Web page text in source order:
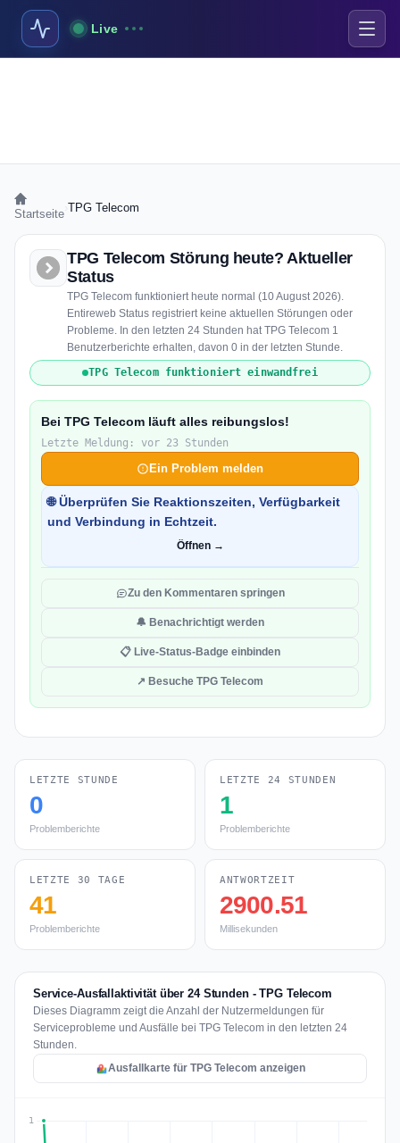
Live
Startseite TPG Telecom
TPG Telecom Störung heute? Aktueller
Status
TPG Telecom funktioniert heute normal (10 August 2026).
Entireweb Status registriert keine aktuellen Störungen oder
Probleme. In den letzten 24 Stunden hat TPG Telecom 1
Benutzerberichte erhalten, davon 0 in der letzten Stunde.
TPG Telecom funktioniert einwandfrei
Bei TPG Telecom läuft alles reibungslos!
Letzte Meldung: vor 23 Stunden
Ein Problem melden
🌐 Überprüfen Sie Reaktionszeiten, Verfügbarkeit
und Verbindung in Echtzeit.
Öffnen →
Zu den Kommentaren springen
🔔 Benachrichtigt werden
📋 Live-Status-Badge einbinden
↗ Besuche TPG Telecom
LETZTE STUNDE
0
Problemberichte
LETZTE 24 STUNDEN
1
Problemberichte
LETZTE 30 TAGE
41
Problemberichte
ANTWORTZEIT
2900.51
Millisekunden
Service-Ausfallaktivität über 24 Stunden - TPG Telecom
Dieses Diagramm zeigt die Anzahl der Nutzermeldungen für
Serviceprobleme und Ausfälle bei TPG Telecom in den letzten 24
Stunden.
Ausfallkarte für TPG Telecom anzeigen